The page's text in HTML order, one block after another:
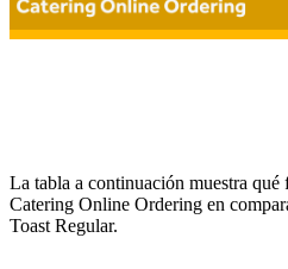
La tabla a continuación muestra qué
Catering Online Ordering en
Toast Regular.